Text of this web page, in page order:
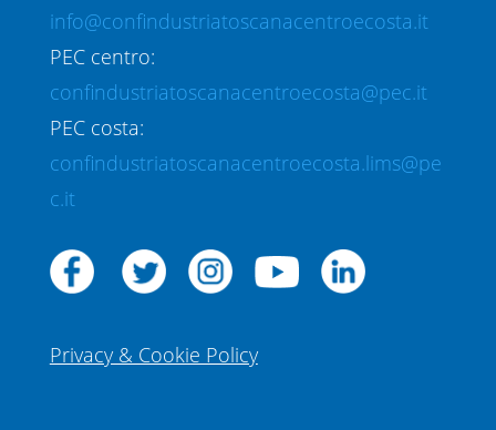
info@confindustriatoscanacentroecosta.it
PEC centro:
confindustriatoscanacentroecosta@pec.it
PEC costa:
confindustriatoscanacentroecosta.lims@pe
c.it
Privacy & Cookie Policy